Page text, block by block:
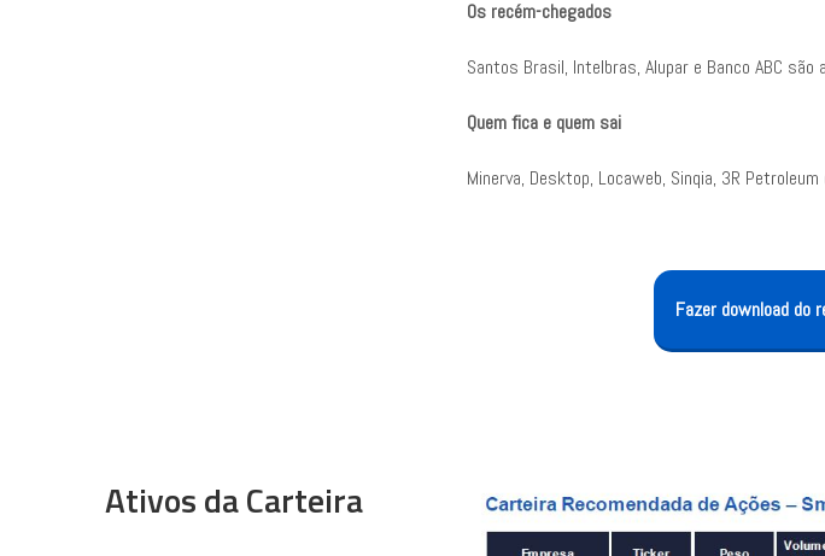
Os recém-chegados
Santos Brasil, Intelbras, Alupar e Banco ABC
Quem fica e quem sai
Minerva, Desktop, Locaweb, Sinqia, 3R
Fazer download do
Ativos da Carteira